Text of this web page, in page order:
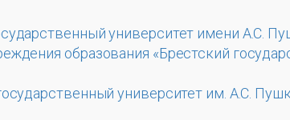
университет имени А.С.
образования «Брестский
университет им. А.С.